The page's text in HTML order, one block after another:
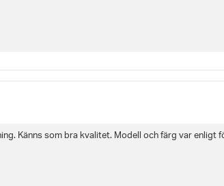
Känns som bra kvalitet. Modell och färg var